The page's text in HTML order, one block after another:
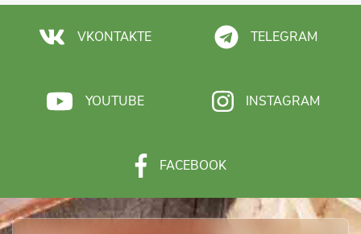
VKONTAKTE TELEGRAM
YOUTUBE INSTAGRAM
FACEBOOK